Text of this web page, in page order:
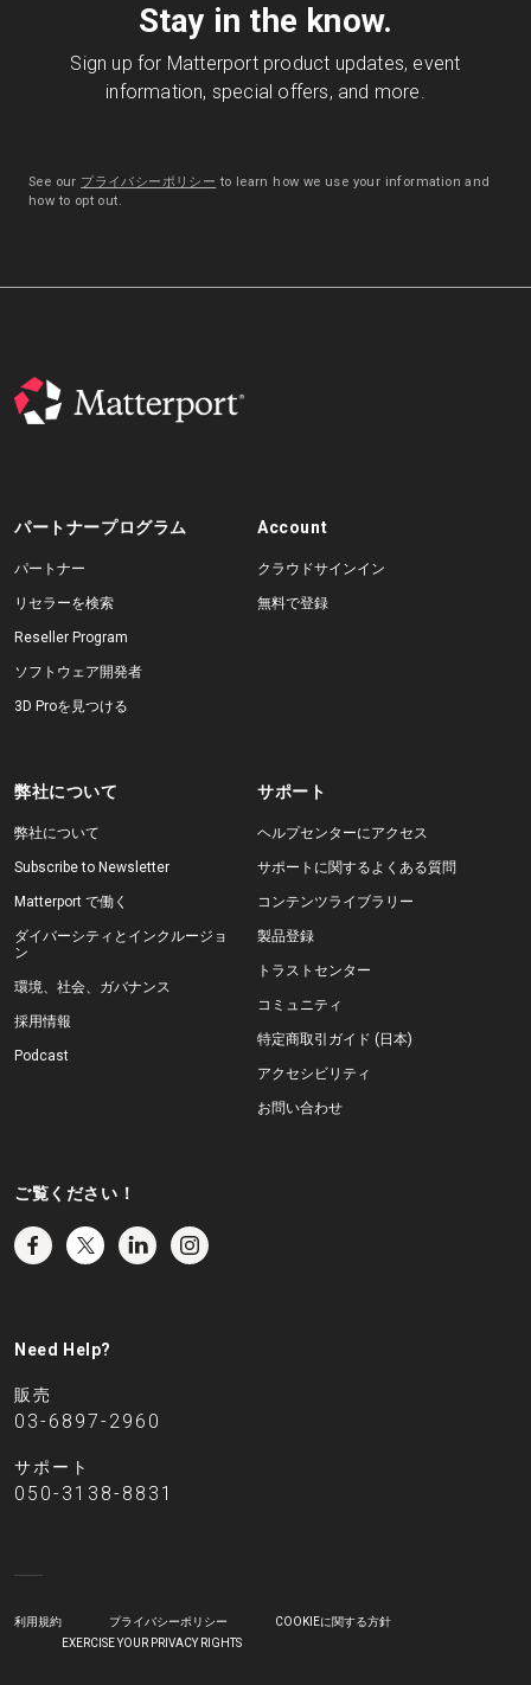
Stay in the know.
Sign up for Matterport product updates, event
information, special offers, and more.
See our プライバシーポリシー to learn how we use your information and
how to opt out.
パートナープログラム
パートナー
リセラーを検索
Reseller Program
ソフトウェア開発者
3D Proを見つける
Account
クラウドサインイン
無料で登録
弊社について
弊社について
Subscribe to Newsletter
Matterport で働く
ダイバーシティとインクルージョ
ン
環境、社会、ガバナンス
採用情報
Podcast
サポート
ヘルプセンターにアクセス
サポートに関するよくある質問
コンテンツライブラリー
製品登録
トラストセンター
コミュニティ
特定商取引ガイド (日本)
アクセシビリティ
お問い合わせ
ご覧ください！
Need Help?
販売
03-6897-2960
サポート
050-3138-8831
利用規約 プライバシーポリシー
COOKIEに関する方針
EXERCISE YOUR PRIVACY RIGHTS